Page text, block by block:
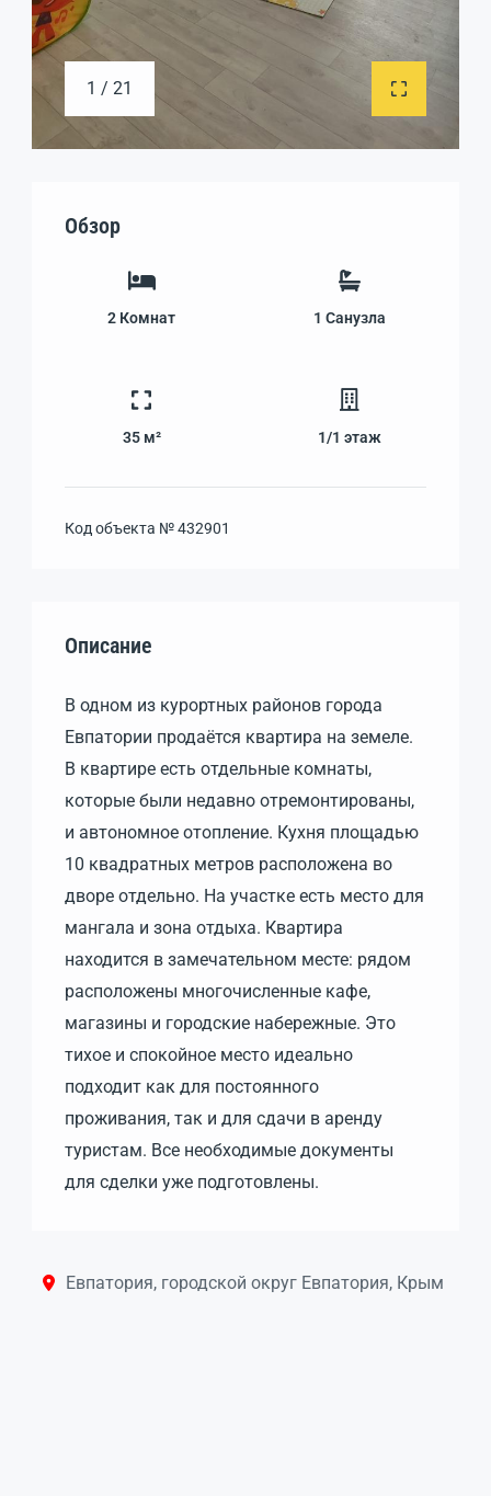
1 / 21
Обзор
2 Комнат 1 Санузла
35 м² 1/1 этаж
Код объекта №432901
Описание
В одном из курортных районов города
Евпатории продаётся квартира на земеле.
В квартире есть отдельные комнаты,
которые были недавно отремонтированы,
и автономное отопление. Кухня площадью
10 квадратных метров расположена во
дворе отдельно. На участке есть место для
мангала и зона отдыха. Квартира
находится в замечательном месте: рядом
расположены многочисленные кафе,
магазины и городские набережные. Это
тихое и спокойное место идеально
подходит как для постоянного
проживания, так и для сдачи в аренду
туристам. Все необходимые документы
для сделки уже подготовлены.
Евпатория, городской округ Евпатория, Крым